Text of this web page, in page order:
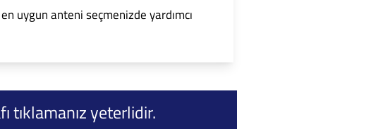
uygun anteni seçmenizde yardımcı
tıklamanız yeterlidir.